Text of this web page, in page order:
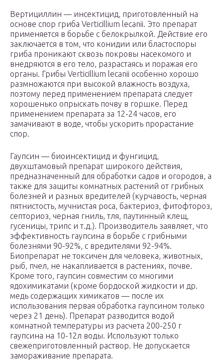
Вертициллин — инсектицид, приготовленный на
основе спор гриба Verticillium lecanii. Это препарат
применяется в борьбе с белокрылкой. Действие его
заключается в том, что конидии или бластоспоры
гриба проникают сквозь покровы насекомого и
внедряются в его тело, разрастаясь и поражая его
органы. Грибы Verticillium lecanii особенно хорошо
размножаются при высокой влажность воздуха,
поэтому перед применением препарата следует
хорошенько опрыскать почву в горшке. Перед
применением препарата за 12-24 часов, его
замачивают в воде, чтобы ускорить прорастание
спор.
Гаупсин — биоинсектицид и фунгицид,
двухштамовый препарат широкого действия,
предназначенный для обработки садов и огородов, а
также для защиты комнатных растений от грибных
болезней и разных вредителей (курчавость, черная
пятнистость, мучнистая роса, бактериоз, фитофтороз,
септориоз, черная гниль, тля, паутинный клещ,
гусеницы, трипс и т.д.). Производитель заявляет, что
эффективность гаупсина в борьбе с грибными
болезнями 90-92%, с вредителями 92-94%.
Биопрепарат не токсичен для человека, животных,
рыб, пчел, не накапливается в растениях, почве.
Кроме того, гаупсин совместим со многими
ядохимикатами (кроме бордоской жидкости и др.
медь содержащих химикатов — после их
использования первая обработка гаупсином только
через 21 день). Препарат разводится водой
комнатной температуры из расчета 200-250 г
гаупсина на 10-12л воды. Используют только
свежеприготовленный раствор. Не допускается
замораживание препарата.